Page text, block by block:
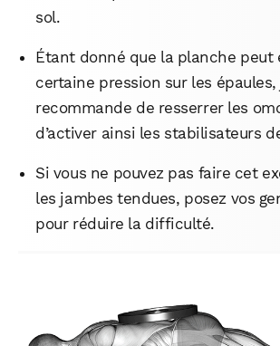
sol.
Étant donné que la planche peut
certaine pression sur les épaules,
recommande de resserrer les
d’activer ainsi les stabilisateurs
Si vous ne pouvez pas faire cet
les jambes tendues, posez vos
pour réduire la difficulté.
WhatsApp Telegram
Facebook